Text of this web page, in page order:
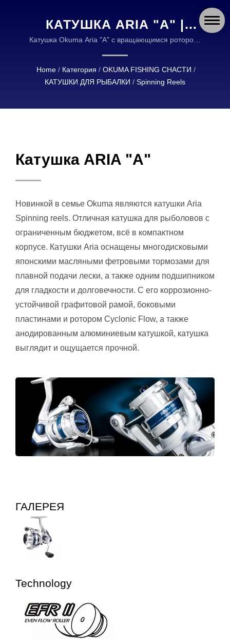
КАТУШКА ARIA "A" |
OKUMA FISHING:
ПРОЧНЫЕ И НАДЕЖНЫЕ
УСТРОЙСТВА ДЛЯ
Катушка Okuma Aria "A" с вращающимся ротором-
Home / Категория / OKUMA FISHING СНАСТИ /
КАТУШКИ ДЛЯ РЫБАЛКИ / Spinning Reels
Катушка ARIA "A"
Новинкой в семье Okuma являются катушки Aria
Spinning reels. Отличная катушка для рыболовов с
ограниченным бюджетом, всё в компактном
корпусе. Катушки Aria оснащены многодисковыми
японскими масляными фетровыми тормозами для
плавной подачи лески, а также одним подшипником
для гладкости и долговечности. С его коррозионно-
устойчивой графитовой рамой, боковыми
пластинами и ротором Cyclonic Flow, а также
анодированным алюминиевым катушкой, катушка
выглядит и ощущается прочной.
ГАЛЕРЕЯ
Technology